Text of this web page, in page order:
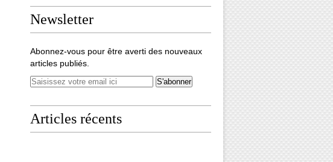
Newsletter
Abonnez-vous pour être averti des nouveaux
articles publiés.
Articles récents